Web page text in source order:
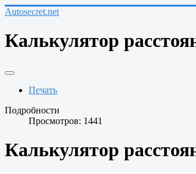
Autosecret.net
Калькулятор
Печать
Подробности
Просмотров: 1441
Калькулятор